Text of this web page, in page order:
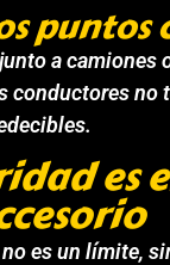
puntos
a camiones
conductores no
es
es un límite,